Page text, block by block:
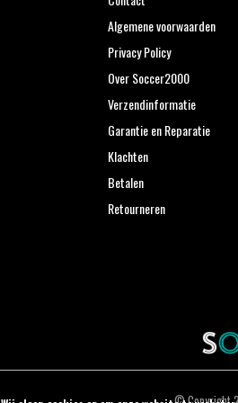
Algemene voorwaarden
Privacy Policy
Over Soccer2000
Verzendinformatie
Garantie en Reparatie
Klachten
Betalen
Retourneren